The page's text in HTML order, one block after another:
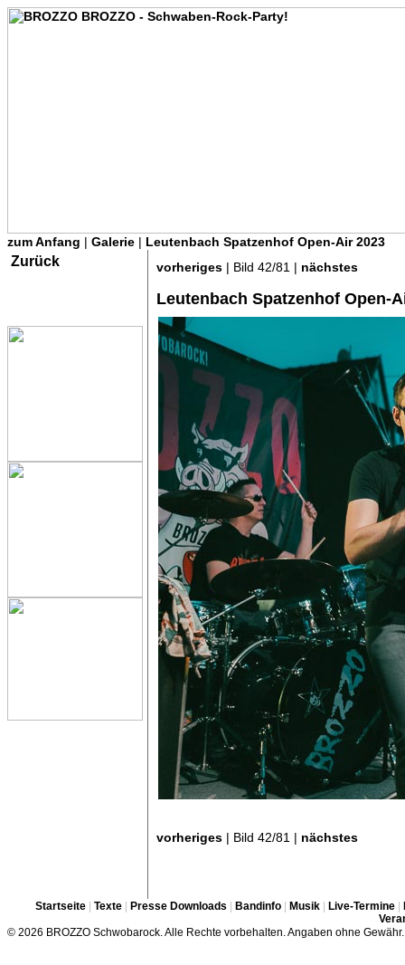
zum Anfang | Galerie | Leutenbach Spatzenhof Open-Air 2023
Zurück vorheriges | Bild 42/81 | nächstes
Leutenbach Spatzenhof Open-
vorheriges | Bild 42/81 | nächstes
Startseite| Texte| Presse Downloads Bandinfo| Musik| Live-Termine|
© 2026 BROZZO Schwobarock. Alle Rechte vorbehalten. Angaben ohne Gewähr.